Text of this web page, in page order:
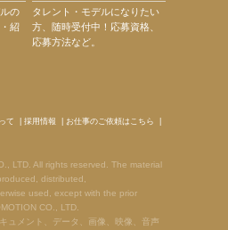
の
紹
タレント・モデルになりたい
方、随時受付中！応募資格、
応募方法など。
て 採用情報 お仕事のご依頼はこちら
LTD. All rights reserved. The material
distributed,
used, except with the prior
CO., LTD.
ュメント、データ、画像、映像、音声